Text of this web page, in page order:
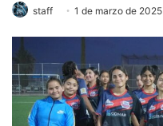
staff 1 de marzo de 2025